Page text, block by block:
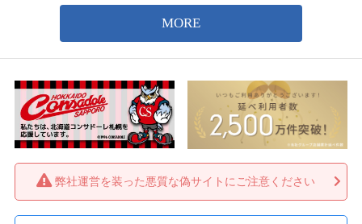
弊社運営を装った悪質な偽サイトにご注意ください